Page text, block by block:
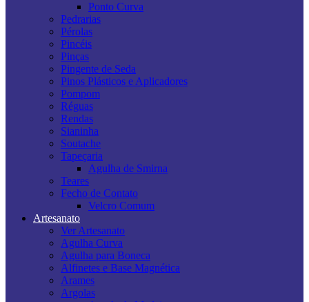
Ponto Curva
Pedrarias
Pérolas
Pincéis
Pinças
Pingente de Seda
Pinos Plásticos e Aplicadores
Pompom
Réguas
Rendas
Sianinha
Soutache
Tapeçaria
Agulha de Smirna
Teares
Fecho de Contato
Velcro Comum
Artesanato
Ver Artesanato
Agulha Curva
Agulha para Boneca
Alfinetes e Base Magnética
Arames
Argolas